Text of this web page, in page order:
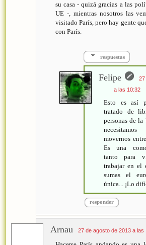
su casa - quizá gracias a las
UE -, mientras nosotros las
visitado París, pero hay gente
con París.
respuestas
Felipe
a las 10:32
Esto es así
tratado de
personas de
movernos
Es una
tanto para
trabajar en el
sumas el
única... ¡Lo
responder
Arnau 27 de agosto de 2013 a las